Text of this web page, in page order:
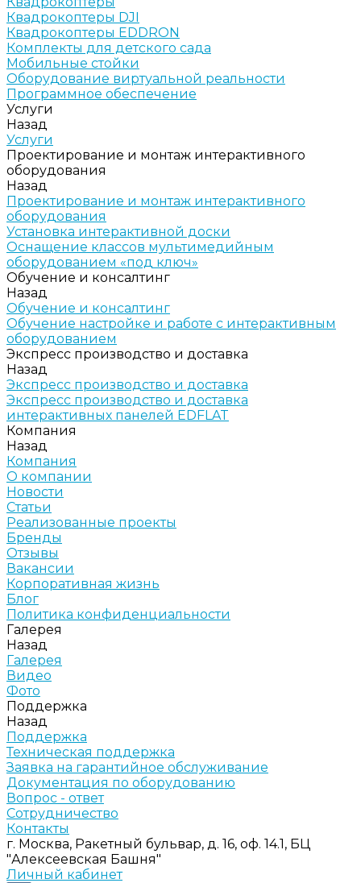
Квадрокоптеры DJI
Квадрокоптеры EDDRON
Комплекты для детского сада
Мобильные стойки
Оборудование виртуальной реальности
Программное обеспечение
Услуги
Назад
Услуги
Проектирование и монтаж интерактивного
оборудования
Назад
Проектирование и монтаж интерактивного
оборудования
Установка интерактивной доски
Оснащение классов мультимедийным
оборудованием «под ключ»
Обучение и консалтинг
Назад
Обучение и консалтинг
Обучение настройке и работе с интерактивным
оборудованием
Экспресс производство и доставка
Назад
Экспресс производство и доставка
Экспресс производство и доставка
интерактивных панелей EDFLAT
Компания
Назад
Компания
О компании
Новости
Статьи
Реализованные проекты
Бренды
Отзывы
Вакансии
Корпоративная жизнь
Блог
Политика конфиденциальности
Галерея
Назад
Галерея
Видео
Фото
Поддержка
Назад
Поддержка
Техническая поддержка
Заявка на гарантийное обслуживание
Документация по оборудованию
Вопрос - ответ
Сотрудничество
Контакты
г. Москва, Ракетный бульвар, д. 16, оф. 14.1, БЦ
"Алексеевская Башня"
Личный кабинет